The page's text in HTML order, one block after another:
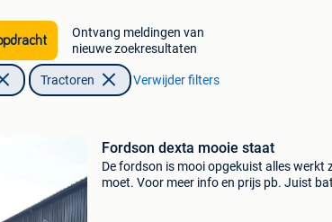
Ontvang meldingen van
nieuwe zoekresultaten
Tractoren Verwijder filters
Fordson dexta mooie staat
De fordson is mooi opgekuist alles werkt
moet. Voor meer info en prijs pb. Juist